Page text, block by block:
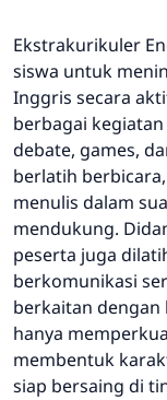
Ekstrakurikuler
siswa untuk
Inggris secara
berbagai
debate, games,
berlatih
menulis dalam
mendukung.
peserta juga
berkomunikasi
berkaitan dengan
hanya
membentuk
siap bersaing di